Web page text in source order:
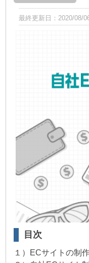
最終更新日： 2020/08/
目次
１）ECサイトの制